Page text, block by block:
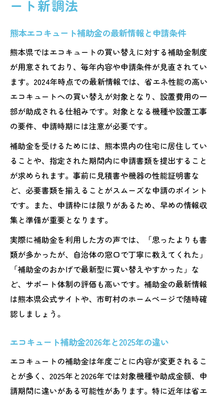
ート新調法
熊本エコキュート補助金の最新情報と申請条件
熊本県ではエコキュートの買い替えに対する補助金制度
が用意されており、毎年内容や申請条件が見直されてい
ます。2024年時点での最新情報では、省エネ性能の高い
エコキュートへの買い替えが対象となり、設置費用の一
部が助成される仕組みです。対象となる機種や設置工事
の要件、申請時期には注意が必要です。
補助金を受けるためには、熊本県内の住宅に居住してい
ることや、指定された期間内に申請書類を提出すること
が求められます。事前に見積書や機器の性能証明書な
ど、必要書類を揃えることがスムーズな申請のポイント
です。また、申請枠には限りがあるため、早めの情報収
集と準備が重要となります。
実際に補助金を利用した方の声では、「思ったよりも書
類が多かったが、自治体の窓口で丁寧に教えてくれた」
「補助金のおかげで最新型に買い替えやすかった」な
ど、サポート体制の評価も高いです。補助金の最新情報
は熊本県公式サイトや、市町村のホームページで随時確
認しましょう。
エコキュート補助金2026年と2025年の違い
エコキュートの補助金は年度ごとに内容が変更されるこ
とが多く、2025年と2026年では対象機種や助成金額、申
請期間に違いがある可能性があります。特に近年は省エ